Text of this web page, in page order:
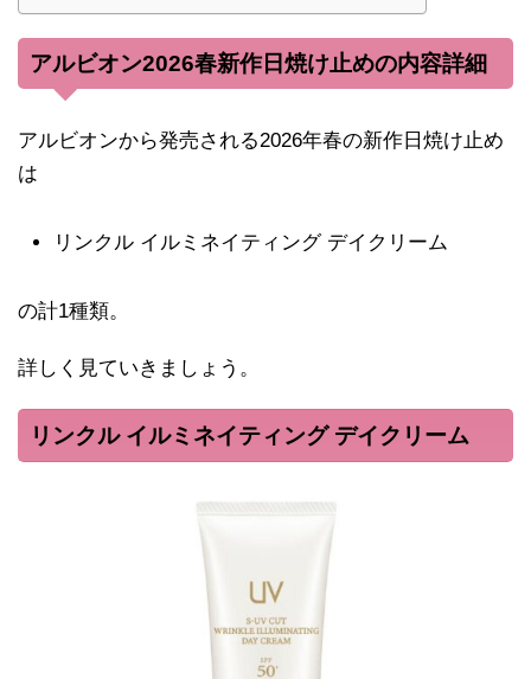
アルビオン2026春新作日焼け止めの内容詳細
アルビオンから発売される2026年春の新作日焼け止め
は
リンクル イルミネイティング デイクリーム
の計1種類。
詳しく見ていきましょう。
リンクル イルミネイティング デイクリーム